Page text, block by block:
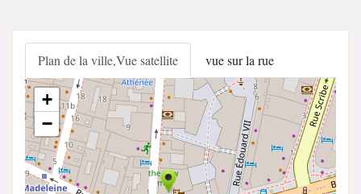
Plan de la ville,Vue satellite vue sur la rue
+
−